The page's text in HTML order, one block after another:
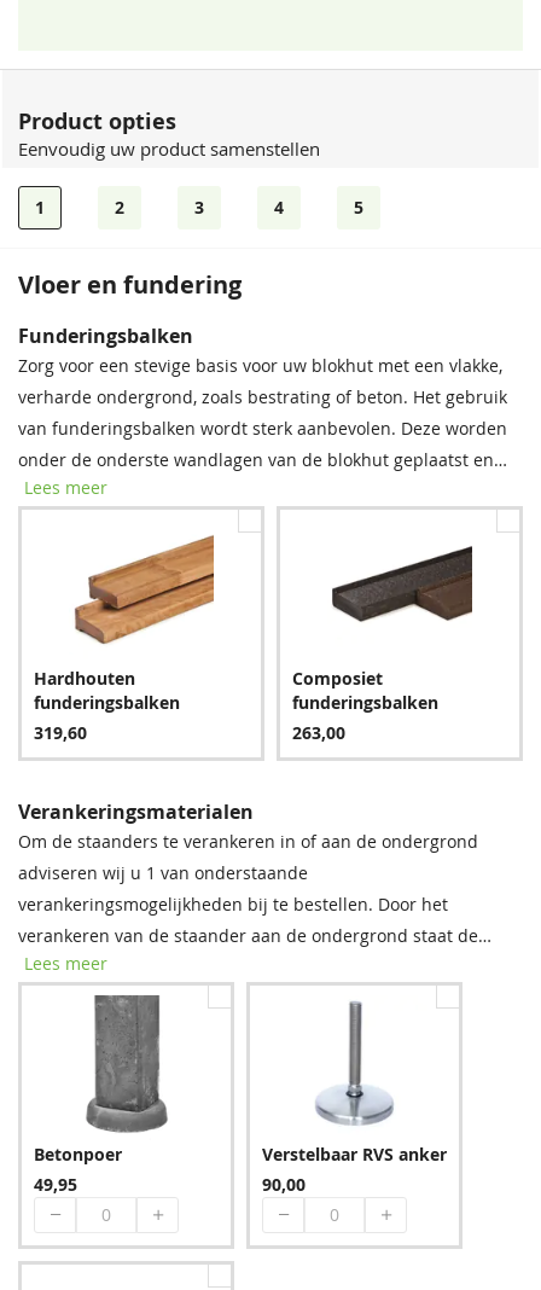
Product opties
Eenvoudig uw product samenstellen
1 2 3 4 5
Vloer en fundering
Antraciet
Onze spijkerset bevat zowel spijkers als asfaltnagels voor het
monteren van dakplanken en dakbedekking. Voor modellen
groter dan 5 × 5 m raden we aan twee sets aan te schaffen
voor optimale stabiliteit.
24,95
9,60
Tegen meerprijs kunt u bij dit product dakshingles bestellen.
Deze bitumen dakbedekking is uitermate geschikt voor het
waterdicht afwerken van uw (hellende) dak, om zo de
levensduur van uw tuinverblijf te verlengen.
383,40
Groen
383,40
Blauw
383,40
Bruin
455,40
Funderingsbalken
Zorg voor een stevige basis voor uw blokhut met een vlakke,
verharde ondergrond, zoals bestrating of beton. Het gebruik
van funderingsbalken wordt sterk aanbevolen. Deze worden
onder de onderste wandlagen van de blokhut geplaatst en
bieden essentiële bescherming tegen regenwater, vocht en
levensduur van uw blokhut aanzienlijk.
Lees meer
Hardhouten
funderingsbalken
319,60
Composiet
funderingsbalken
263,00
Verankeringsmaterialen
Om de staanders te verankeren in of aan de ondergrond
adviseren wij u 1 van onderstaande
verankeringsmogelijkheden bij te bestellen. Door het
verankeren van de staander aan de ondergrond staat de
constructie beter beschermt tegen de wind. De prijzen staan
per stuk weergegeven. Indien u voor instortankers kiest dient
u per instortanker 1 zak snelcement bij te bestellen.
Lees meer
Betonpoer
49,95
Verstelbaar RVS anker
90,00